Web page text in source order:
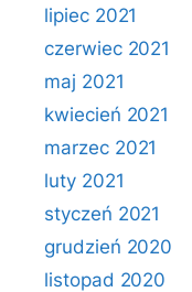
lipiec 2021
czerwiec 2021
maj 2021
kwiecień 2021
marzec 2021
luty 2021
styczeń 2021
grudzień 2020
listopad 2020